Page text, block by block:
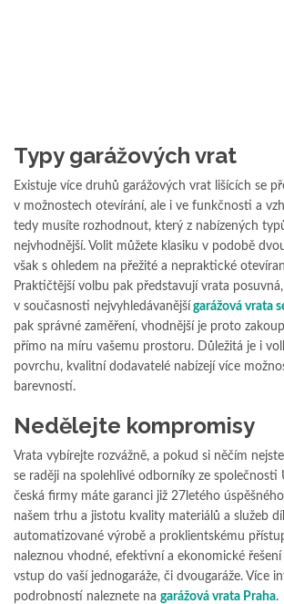
Typy garážových vrat
Existuje více druhů garážových vrat lišících se
v možnostech otevírání, ale i ve funkčnosti a
tedy musíte rozhodnout, který z nabízených
nejvhodnější. Volit můžete klasiku v podobě
však s ohledem na přežité a nepraktické
Praktičtější volbu pak představují vrata
v současnosti nejvyhledávanější garážová vrata
pak správné zaměření, vhodnější je proto
přímo na míru vašemu prostoru. Důležitá je i
povrchu, kvalitní dodavatelé nabízejí více
barevností.
Nedělejte kompromisy
Vrata vybírejte rozvážně, a pokud si něčím
se raději na spolehlivé odborníky ze společnosti
česká firmy máte garanci již 27letého
našem trhu a jistotu kvality materiálů a služeb
automatizované výrobě a proklientskému
naleznou vhodné, efektivní a ekonomické
vstup do vaší jednogaráže, či dvougaráže. Více
podrobností naleznete na garážová vrata Praha.